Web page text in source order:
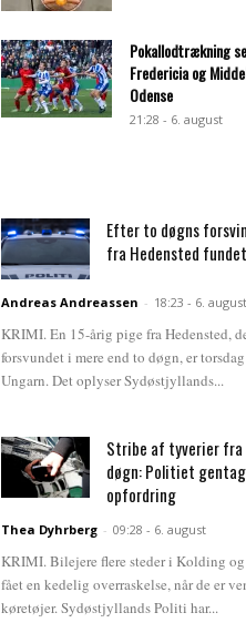
Pokallodtrækning
Fredericia og
Odense
21:28 - 6. august
Efter to døgns
fra Hedensted
Andreas Andreassen - 18:23 - 6. august
KRIMI. En 15-årig pige fra Hedensted,
forsvundet i mere end to døgn, er
Ungarn. Det oplyser Sydøstjyllands...
Stribe af tyverier fra
døgn: Politiet
opfordring
Thea Dyhrberg - 09:28 - 6. august
KRIMI. Bilejere flere steder i Kolding
fået en kedelig overraskelse, når de er
køretøjer. Sydøstjyllands Politi har...